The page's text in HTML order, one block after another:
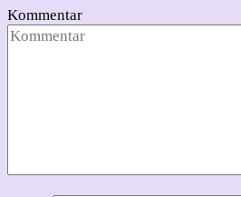
Kommentar